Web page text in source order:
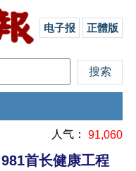
电子报 正體版
人气： 91,060
首长健康工程